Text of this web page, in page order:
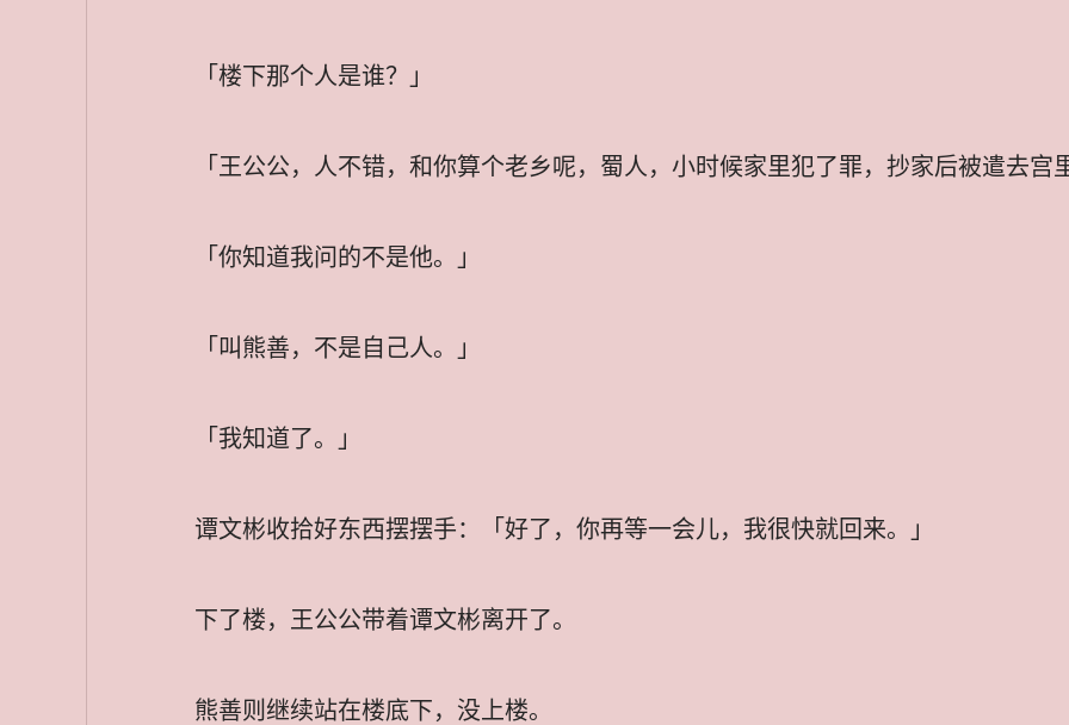
「楼下那个人是谁？」
「王公公，人不错，和你算个老乡呢，蜀人，小时候家里犯了罪，抄家后被遣去宫
「你知道我问的不是他。」
「叫熊善，不是自己人。」
「我知道了。」
谭文彬收拾好东西摆摆手：「好了，你再等一会儿，我很快就回来。」
下了楼，王公公带着谭文彬离开了。
熊善则继续站在楼底下，没上楼。